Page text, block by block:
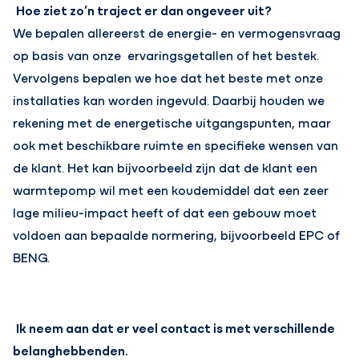
Hoe ziet zo’n traject er dan ongeveer uit?
We bepalen allereerst de energie- en vermogensvraag
op basis van onze ervaringsgetallen of het bestek.
Vervolgens bepalen we hoe dat het beste met onze
installaties kan worden ingevuld. Daarbij houden we
rekening met de energetische uitgangspunten, maar
ook met beschikbare ruimte en specifieke wensen van
de klant. Het kan bijvoorbeeld zijn dat de klant een
warmtepomp wil met een koudemiddel dat een zeer
lage milieu-impact heeft of dat een gebouw moet
voldoen aan bepaalde normering, bijvoorbeeld EPC of
BENG.
Ik neem aan dat er veel contact is met verschillende
belanghebbenden.